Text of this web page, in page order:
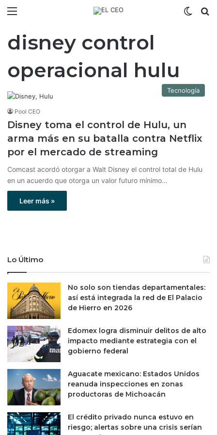
disney control
operacional hulu
Tecnología
Pool CEO
Disney toma el control de Hulu, un
arma más en su batalla contra Netflix
por el mercado de streaming
Comcast acordó otorgar a Walt Disney el control total de Hulu
en un acuerdo que otorga un valor futuro mínimo…
Leer más »
Lo Último
No solo son tiendas departamentales:
así está integrada la red de El Palacio
de Hierro en 2026
Edomex logra disminuir delitos de alto
impacto mediante estrategia con el
gobierno federal
Aguacate mexicano: Estados Unidos
reanuda inspecciones en zonas
productoras de Michoacán
El crédito privado nunca estuvo en
riesgo; alertas sobre una crisis serían